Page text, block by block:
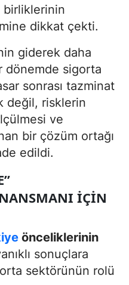
dikkat çekti.
giderek daha
dönemde sigorta
sonrası tazminat
değil, risklerin
ve
bir çözüm ortağı
edildi.
İÇIN
önceliklerinin
sonuçlara
sektörünün rolü